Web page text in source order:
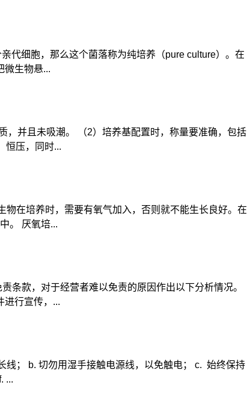
代细胞，那么这个菌落称为纯培养（pure culture）。在
微生物悬...
，并且未吸潮。 （2）培养基配置时，称量要准确，包括
恒压，同时...
物在培养时，需要有氧气加入，否则就不能生长良好。在
。 厌氧培...
条款，对于经营者难以免责的原因作出以下分析情况。
进行宣传，...
； b. 切勿用湿手接触电源线，以免触电； c. 始终保持
...